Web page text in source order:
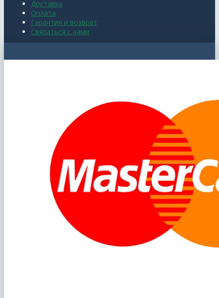
Доставка
Оплата
Гарантия и возврат
Связаться с нами